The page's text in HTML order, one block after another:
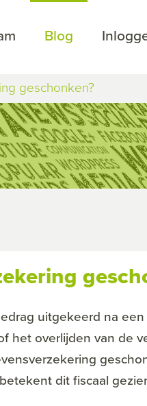
Blog
geschonken?
uitgekeerd na
het overlijden van de
dit fiscaal